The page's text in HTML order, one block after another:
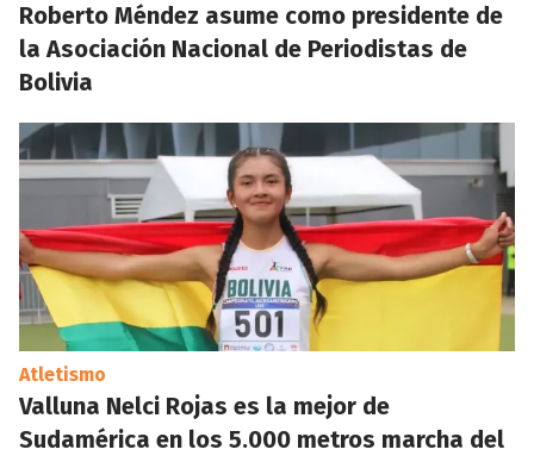
Roberto Méndez asume como presidente de
la Asociación Nacional de Periodistas de
Bolivia
Atletismo
Valluna Nelci Rojas es la mejor de
Sudamérica en los 5.000 metros marcha del